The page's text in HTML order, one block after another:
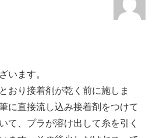
います。
おり接着剤が乾く前に施しま
に直接流し込み接着剤をつけて
て、プラが溶け出して糸を引く